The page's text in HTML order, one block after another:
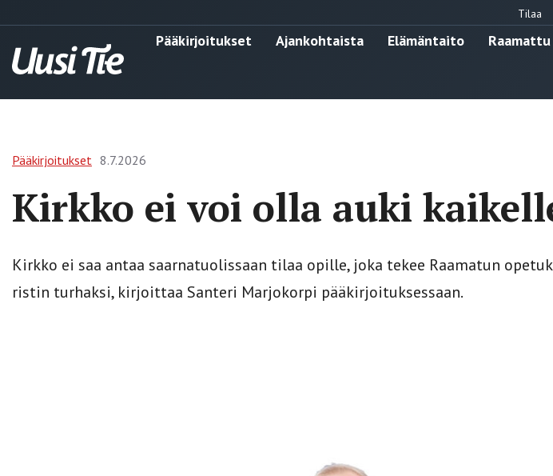
Tilaa
Pääkirjoitukset Ajankohtaista Elämäntaito Raamattu
Pääkirjoitukset 8.7.2026
Kirkko ei voi olla auki
Kirkko ei saa antaa saarnatuolissaan tilaa opille, joka tekee Raamatun
ristin turhaksi, kirjoittaa Santeri Marjokorpi pääkirjoituksessaan.